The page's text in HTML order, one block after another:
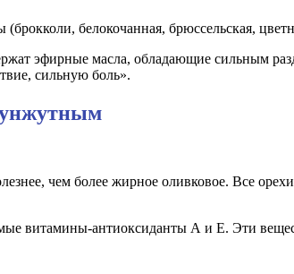
белокочанная, брюссельская,
эфирные масла, обладающие сильным
сильную боль».
чем более жирное оливковое. Все
витамины-антиоксиданты А и Е. Эти